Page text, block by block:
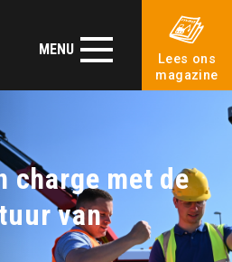
MENU
Lees ons
magazine
charge met de
van